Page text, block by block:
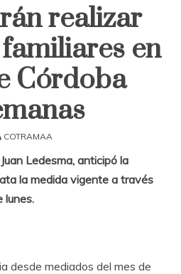
realizar
en
Córdoba
COTRAMAA
Ledesma, anticipó la
la medida vigente a través
lunes.
desde mediados del mes de